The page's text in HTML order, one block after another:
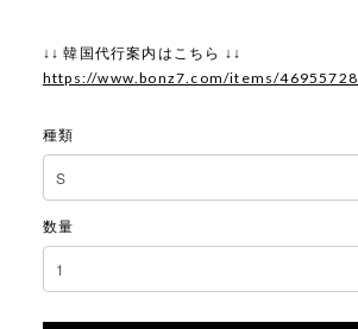
↓↓ 韓国代行案内はこちら ↓↓
https://www.bonz7.com/items/46955728
種類
数量